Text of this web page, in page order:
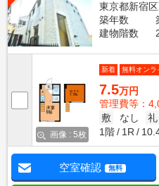
東京都新宿
築年数
建物階数
画像 : 5枚
新着 無料オンラ
7.5万円
管理費等：
敷
なし 礼
1階
1R
空室確認 無料